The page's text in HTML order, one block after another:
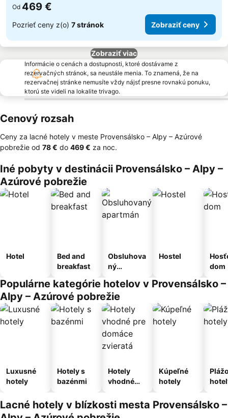
Od 469 €
Pozrieť ceny z(o) 7 stránok Zobraziť ceny
Zobraziť viac
Informácie o cenách a dostupnosti, ktoré dostávame z
rezervačných stránok, sa neustále menia. To znamená, že na
rezervačnej stránke nemusíte vždy nájsť presne rovnakú ponuku,
ktorú ste videli na lokalite trivago.
Cenový rozsah
Ceny za lacné hotely v meste Provensálsko – Alpy – Azúrové
pobrežie od ‎78 € do ‎469 € za noc.
Iné pobyty v destinácii Provensálsko – Alpy –
Azúrové pobrežie
Hotel
Bed and
breakfast
Obsluhova
ný
Hostel
dom
Populárne kategórie hotelov v Provensálsko –
Alpy – Azúrové pobrežie
Luxusné
hotely
Hotely s
bazénmi
Hotely
vhodné
domáce
zvieratá
Kúpeľné
hotely
Lacné hotely v blízkosti mesta Provensálsko –